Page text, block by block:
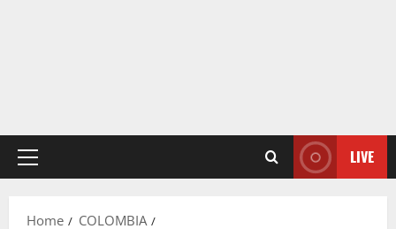
Primary
LIVE
Home
COLOMBIA